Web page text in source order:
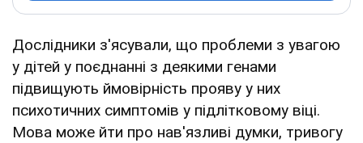
Дослідники з'ясували, що проблеми з увагою
у дітей у поєднанні з деякими генами
підвищують ймовірність прояву у них
психотичних симптомів у підлітковому віці.
Мова може йти про нав'язливі думки, тривогу